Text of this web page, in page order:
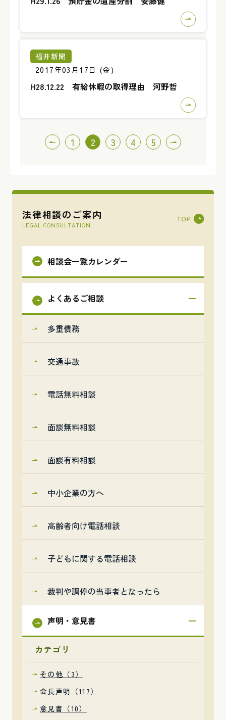
法律相談のご案内
LEGAL CONSULTATION
相談会一覧カレンダー
よくあるご相談
多重債務
交通事故
電話無料相談
面談無料相談
面談有料相談
中小企業の方へ
高齢者向け電話相談
子どもに関する電話相談
裁判や調停の当事者となったら
声明・意見書
カテゴリ
その他（3）
会長声明（117）
意見書（10）
福井新聞
2017年03月17日 (金)
H28.12.22 有給休暇の取得理由 河野哲
投
稿
送
1 2 3 4 5